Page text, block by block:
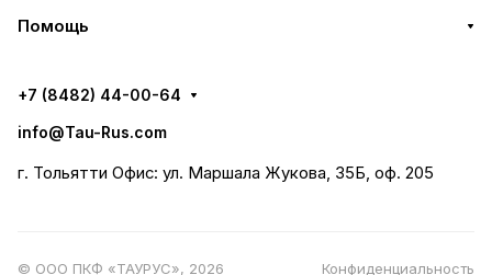
Помощь
+7 (8482) 44-00-64
info@Tau-Rus.com
г. Тольятти Офис: ул. Маршала Жукова, 35Б, оф. 205
© ООО ПКФ «ТАУРУС», 2026 Конфиденциальность